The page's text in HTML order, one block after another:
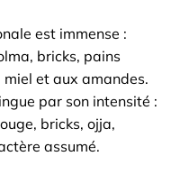
est immense :
bricks, pains
et aux amandes.
par son intensité :
bricks, ojja,
assumé.